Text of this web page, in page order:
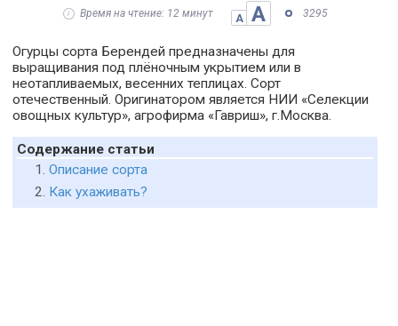
Время на чтение: 12 минут А А 3295
Огурцы сорта Берендей предназначены для
выращивания под плёночным укрытием или в
неотапливаемых, весенних теплицах. Сорт
отечественный. Оригинатором является НИИ «Селекции
овощных культур», агрофирма «Гавриш», г.Москва.
Содержание статьи
Описание сорта
Как ухаживать?